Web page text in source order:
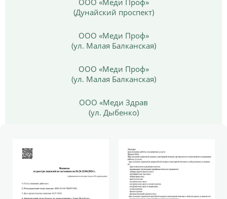
ООО «Меди Проф»
(Дунайский проспект)
ООО «Меди Проф»
(ул. Малая Балканская)
ООО «Меди Проф»
(ул. Малая Балканская)
ООО «Меди Здрав
(ул. Дыбенко)